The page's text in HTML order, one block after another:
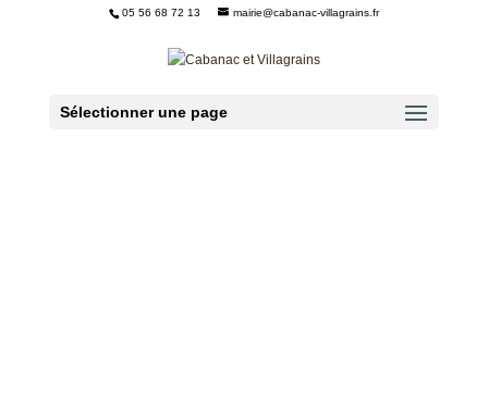
05 56 68 72 13 mairie@cabanac-villagrains.fr
Sélectionner une page